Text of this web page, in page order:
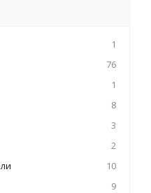
1
76
1
8
3
2
10
9